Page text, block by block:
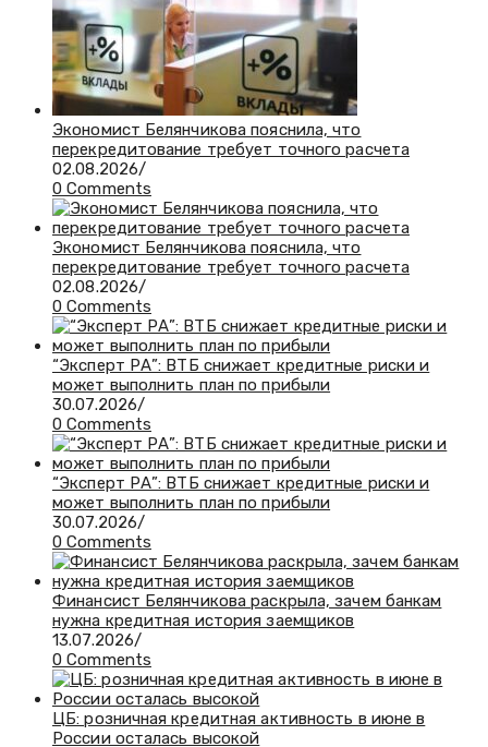
Экономист Белянчикова пояснила, что
перекредитование требует точного расчета
02.08.2026/
0 Comments
Экономист Белянчикова пояснила, что
перекредитование требует точного расчета
02.08.2026/
0 Comments
“Эксперт РА”: ВТБ снижает кредитные риски и
может выполнить план по прибыли
30.07.2026/
0 Comments
“Эксперт РА”: ВТБ снижает кредитные риски и
может выполнить план по прибыли
30.07.2026/
0 Comments
Финансист Белянчикова раскрыла, зачем банкам
нужна кредитная история заемщиков
13.07.2026/
0 Comments
ЦБ: розничная кредитная активность в июне в
России осталась высокой